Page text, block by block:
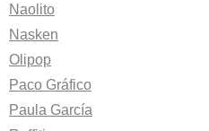
Naolito
Nasken
Olipop
Paco Gráfico
Paula García